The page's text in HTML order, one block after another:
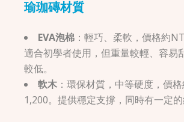
瑜珈磚材質
EVA泡棉 ：輕巧、柔軟，價格約
適合初學者使用，但重量較輕、容易
較低。
軟木 ：環保材質，中等硬度，價
1,200。提供穩定支撐，同時有一定的